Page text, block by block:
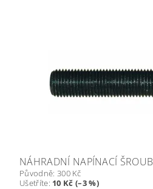
NÁHRADNÍ NAPÍNACÍ
Původně: 300 Kč
Ušetříte: 10 Kč (–3 %)